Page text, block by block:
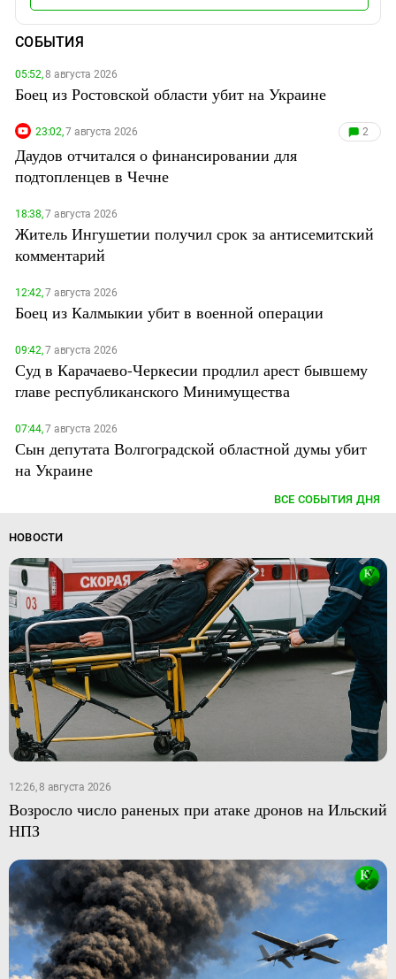
СОБЫТИЯ
05:52,8 августа 2026
Боец из Ростовской области убит на Украине
23:02,7 августа 2026 2
Даудов отчитался о финансировании для
подтопленцев в Чечне
18:38,7 августа 2026
Житель Ингушетии получил срок за антисемитский
комментарий
12:42,7 августа 2026
Боец из Калмыкии убит в военной операции
09:42,7 августа 2026
Суд в Карачаево-Черкесии продлил арест бывшему
главе республиканского Минимущества
07:44,7 августа 2026
Сын депутата Волгоградской областной думы убит
на Украине
ВСЕ СОБЫТИЯ ДНЯ
НОВОСТИ
12:26, 8 августа 2026
Возросло число раненых при атаке дронов на Ильский
НПЗ